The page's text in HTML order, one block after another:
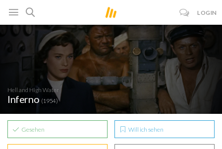
LOGIN
Hell and High Water
Inferno (1954)
Gesehen Will ich sehen